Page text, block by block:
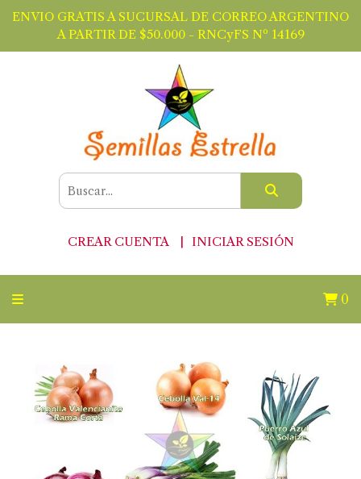
ENVIO GRATIS A SUCURSAL DE CORREO ARGENTINO
A PARTIR DE $50.000 - RNCyFS Nº 14169
CREAR CUENTA INICIAR SESIÓN
0